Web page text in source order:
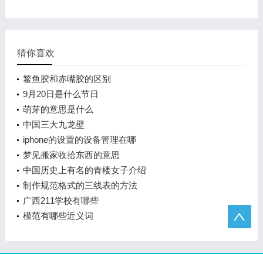
猜你喜欢
鳘鱼胶和赤嘴胶的区别
9月20日是什么节日
萌芽的意思是什么
中国三大九龙壁
iphone的设置的设备管理在哪
梦见搬家收拾东西的意思
中国历史上有名的青楼女子介绍
制作规范格式的三线表的方法
广西211学校有哪些
模范有哪些近义词